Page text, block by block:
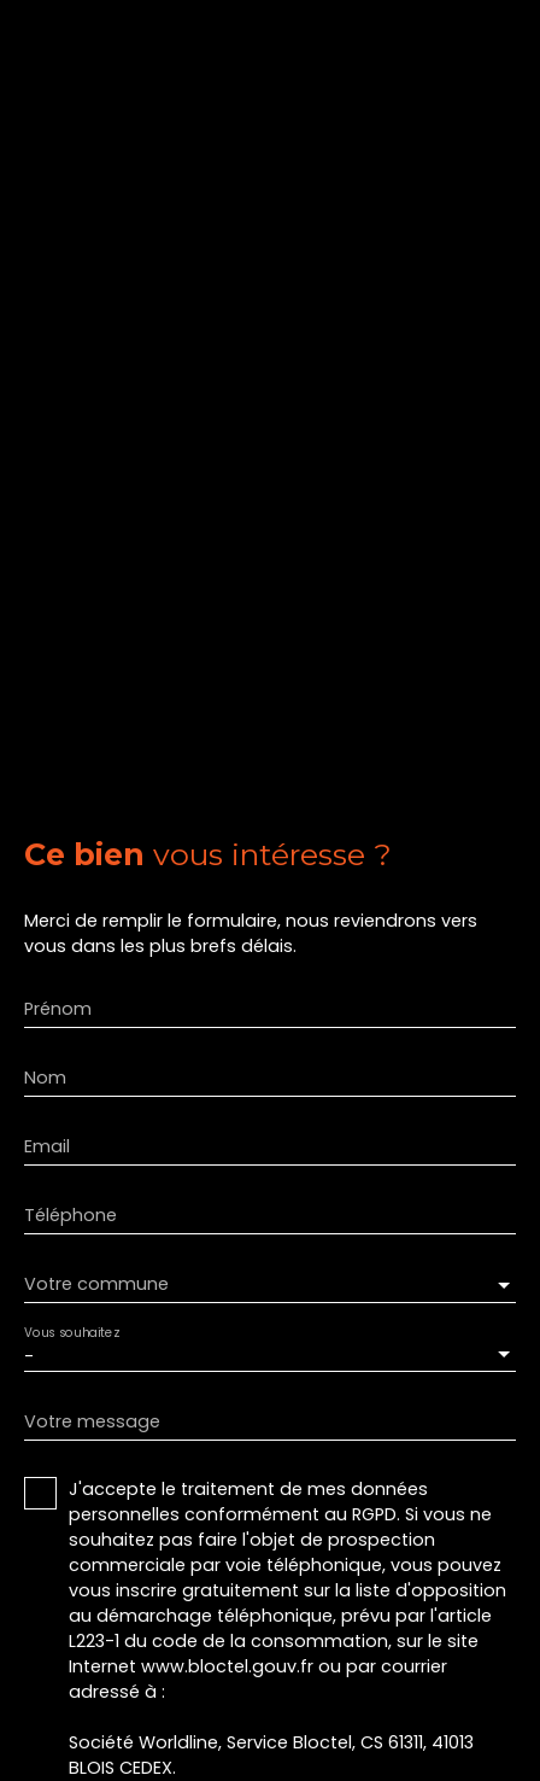
Ce bien vous intéresse ?
Merci de remplir le formulaire, nous reviendrons vers
vous dans les plus brefs délais.
Prénom
Nom
Email
Téléphone
Votre commune
-
Vous souhaitez
Votre message
J'accepte le traitement de mes données
personnelles conformément au RGPD. Si vous ne
souhaitez pas faire l'objet de prospection
commerciale par voie téléphonique, vous pouvez
vous inscrire gratuitement sur la liste d'opposition
au démarchage téléphonique, prévu par l'article
L223-1 du code de la consommation, sur le site
Internet www.bloctel.gouv.fr ou par courrier
adressé à :
Société Worldline, Service Bloctel, CS 61311, 41013
BLOIS CEDEX.